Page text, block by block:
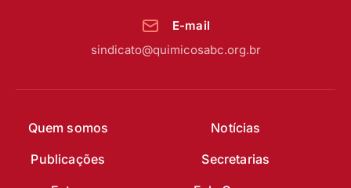
Quem somos
Notícias
Publicações
Secretarias
E-mail
sindicato@quimicosabc.org.br